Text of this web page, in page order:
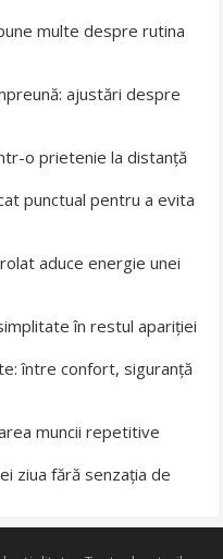
multe despre rutina
ajustări despre
o prietenie la distanță
punctual pentru a evita
aduce energie unei
în restul apariției
între confort, siguranță
muncii repetitive
ziua fără senzația de